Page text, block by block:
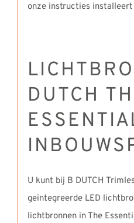
onze instructies
DUTCH
U kunt bij B DUTCH
geïntegreerde LED
lichtbronnen in The